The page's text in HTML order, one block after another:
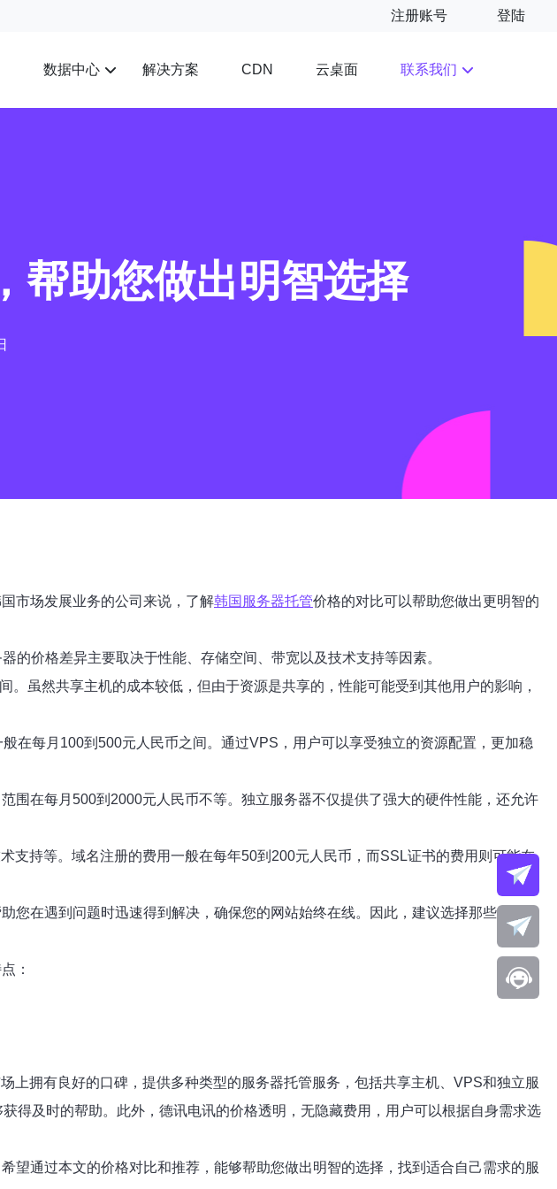
注册账号 登陆
数据中心 解决方案 CDN 云桌面 联系我们
帮助您做出明智选择
市场发展业务的公司来说，了解韩国服务器托管价格的对比可以帮助您做出更明智的
价格差异主要取决于性能、存储空间、带宽以及技术支持等因素。
虽然共享主机的成本较低，但由于资源是共享的，性能可能受到其他用户的影响，
在每月100到500元人民币之间。通过VPS，用户可以享受独立的资源配置，更加稳
围在每月500到2000元人民币不等。独立服务器不仅提供了强大的硬件性能，还允许
支持等。域名注册的费用一般在每年50到200元人民币，而SSL证书的费用则可能在
在遇到问题时迅速得到解决，确保您的网站始终在线。因此，建议选择那些提供
：
拥有良好的口碑，提供多种类型的服务器托管服务，包括共享主机、VPS和独立服
得及时的帮助。此外，德讯电讯的价格透明，无隐藏费用，用户可以根据自身需求选
望通过本文的价格对比和推荐，能够帮助您做出明智的选择，找到适合自己需求的服